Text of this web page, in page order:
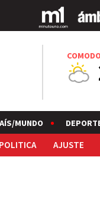
MUNDO
POLITICA AJUSTE